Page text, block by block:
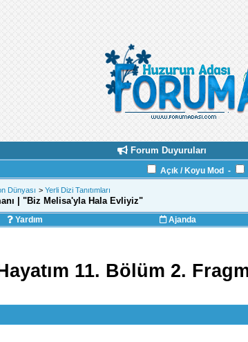
Forum Duyuruları
Açık / Koyu Mod -
Dünyası > Yerli Dizi Tanıtımları
| "Biz Melisa'yla Hala Evliyiz"
Yardım Ajanda
11. Bölüm 2.